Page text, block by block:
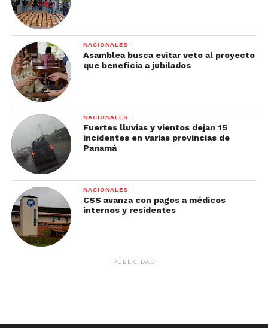
NACIONALES
Asamblea busca evitar veto al proyecto
que beneficia a jubilados
NACIONALES
Fuertes lluvias y vientos dejan 15
incidentes en varias provincias de
Panamá
NACIONALES
CSS avanza con pagos a médicos
internos y residentes
PUBLICIDAD